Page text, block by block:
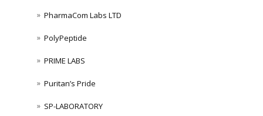
PharmaCom Labs LTD
PolyPeptide
PRIME LABS
Puritan’s Pride
SP-LABORATORY